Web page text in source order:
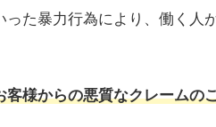
った暴力行為により、働く人
客様からの悪質なクレームの